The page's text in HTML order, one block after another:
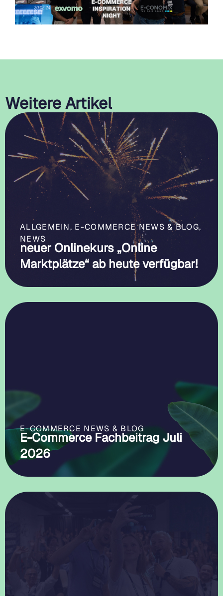
Weitere Artikel
ALLGEMEIN, E-COMMERCE NEWS & BLOG,
NEWS
neuer Onlinekurs „Online
Marktplätze“ ab heute verfügbar!
E-COMMERCE NEWS & BLOG
E-Commerce Fachbeitrag Juli
2026